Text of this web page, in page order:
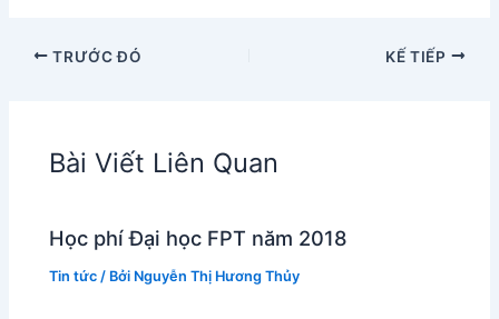
TRƯỚC ĐÓ KẾ TIẾP
Bài Viết Liên Quan
Học phí Đại học FPT năm 2018
Tin tức / Bởi Nguyễn Thị Hương Thủy